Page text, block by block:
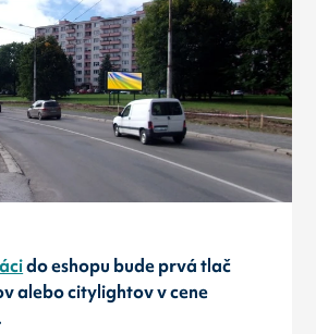
do eshopu bude prvá tlač
alebo citylightov v cene